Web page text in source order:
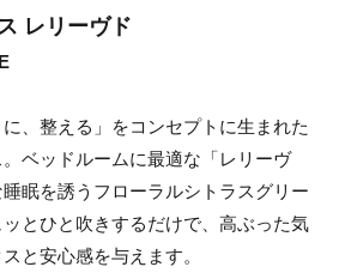
レリーヴド
に、整える」をコンセプトに生まれた
ベッドルームに最適な「レリーヴ
眠を誘うフローラルシトラスグリー
とひと吹きするだけで、高ぶった気
と安心感を与えます。